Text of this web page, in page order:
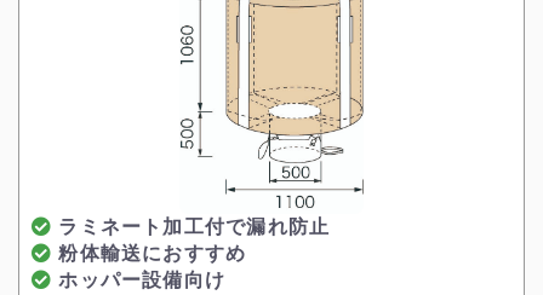
ラミネート加工付で漏れ防止
粉体輸送におすすめ
ホッパー設備向け